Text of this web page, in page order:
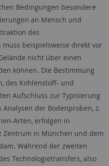
Bedingungen besondere
an Mensch und
des
beispielsweise direkt vor
nicht über einen
können. Die Bestimmung
des Kohlenstoff- und
Aufschluss zur Typisierung
der Bodenproben, z.
Arten, erfolgen in
Zentrum in München und dem
Während der zweiten
Technologietransfers, also